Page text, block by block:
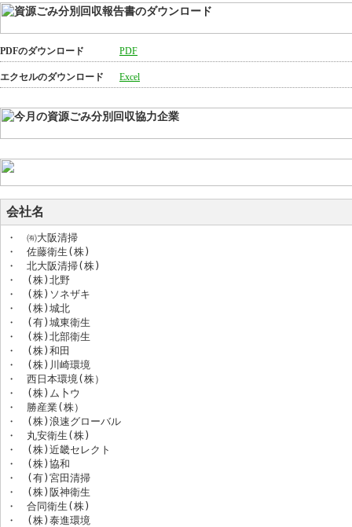
PDFのダウンロード PDF
エクセルのダウンロード Excel
会社名
・　㈲大阪清掃
・　佐藤衛生(株)
・　北大阪清掃(株)
・　(株)北野
・　(株)ソネザキ
・　(株)城北
・　(有)城東衛生
・　(株)北部衛生
・　(株)和田
・　(株)川崎環境
・　西日本環境(株）
・　(株)ム卜ウ
・　勝産業(株）
・　(株)浪速グローバル
・　丸安衛生(株)
・　(株)近畿セレクト
・　(株)協和
・　(有)宮田清掃
・　(株)阪神衛生
・　合同衛生(株)
・　(株)泰進環境